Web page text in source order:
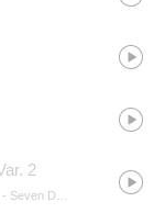
2
- Seven Days Walking (Day 1)